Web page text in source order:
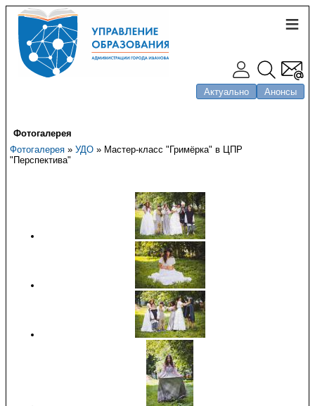
Актуально Анонсы
Фотогалерея
Фотогалерея » УДО » Мастер-класс "Гримёрка" в ЦПР
"Перспектива"